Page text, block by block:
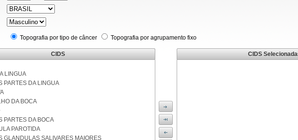
Topografia por tipo de câncer Topografia por agrupamento fixo
CIDS
LINGUA
PARTES DA LINGUA
DA BOCA
PARTES DA BOCA
PAROTIDA
GLANDULAS SALIVARES MAIORES
CIDS